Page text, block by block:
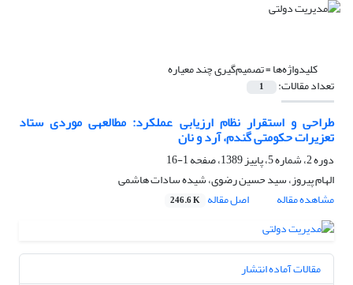
کلیدواژه‌ها =تصمیم‌گیری چند معیاره
تعداد مقالات: 1
طراحی و استقرار نظام ارزیابی عملکرد: مطالعه‎ی‎ موردی ستاد
تعزیرات حکومتی گندم، آرد و نان
دوره 2، شماره 5، پاییز 1389، صفحه
1-16
الهام پیروز، سید حسین رضوی، شیده سادات هاشمی
مشاهده مقاله
اصل مقاله 246.6 K
مقالات آماده انتشار